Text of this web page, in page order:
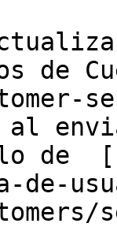
de
al
de
de-